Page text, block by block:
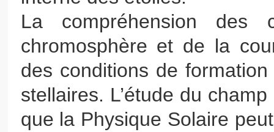
La compréhension des
chromosphère et de la
des conditions de
stellaires. L’étude du
que la Physique Solaire